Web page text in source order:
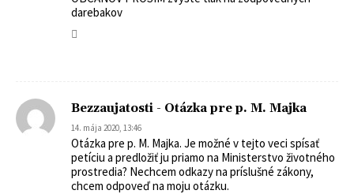
darebakov
Bezzaujatosti - Otázka pre p. M. Majka
14. mája 2020, 13:46
Otázka pre p. M. Majka. Je možné v tejto veci spísať
petíciu a predložiť ju priamo na Ministerstvo životného
prostredia? Nechcem odkazy na príslušné zákony,
chcem odpoveď na moju otázku.